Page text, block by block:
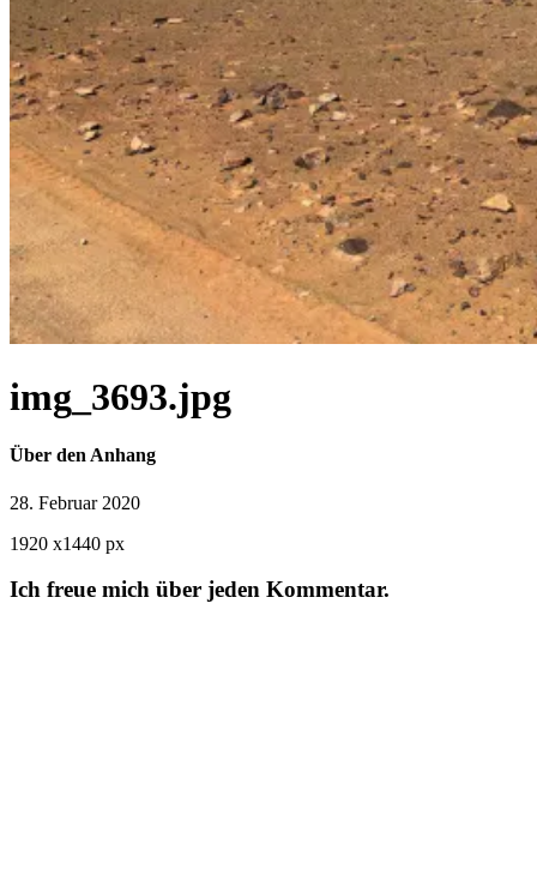
img_3693.jpg
Über den Anhang
28. Februar 2020
1920 x1440 px
Ich freue mich über jeden Kommentar.